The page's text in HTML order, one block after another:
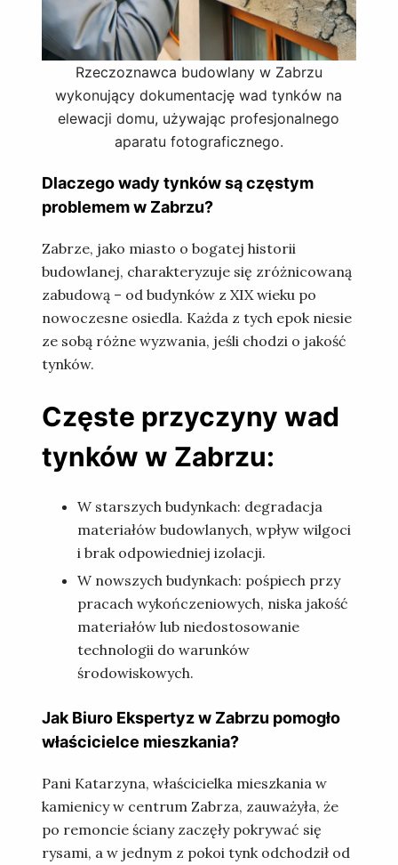
Rzeczoznawca budowlany w Zabrzu
wykonujący dokumentację wad tynków na
elewacji domu, używając profesjonalnego
aparatu fotograficznego.
Dlaczego wady tynków są częstym
problemem w Zabrzu?
Zabrze, jako miasto o bogatej historii
budowlanej, charakteryzuje się zróżnicowaną
zabudową – od budynków z XIX wieku po
nowoczesne osiedla. Każda z tych epok niesie
ze sobą różne wyzwania, jeśli chodzi o jakość
tynków.
Częste przyczyny wad
tynków w Zabrzu:
W starszych budynkach: degradacja
materiałów budowlanych, wpływ wilgoci
i brak odpowiedniej izolacji.
W nowszych budynkach: pośpiech przy
pracach wykończeniowych, niska jakość
materiałów lub niedostosowanie
technologii do warunków
środowiskowych.
Jak Biuro Ekspertyz w Zabrzu pomogło
właścicielce mieszkania?
Pani Katarzyna, właścicielka mieszkania w
kamienicy w centrum Zabrza, zauważyła, że
po remoncie ściany zaczęły pokrywać się
rysami, a w jednym z pokoi tynk odchodził od